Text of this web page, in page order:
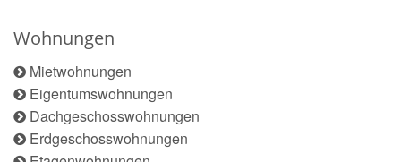
Wohnungen
Mietwohnungen
Eigentumswohnungen
Dachgeschosswohnungen
Erdgeschosswohnungen